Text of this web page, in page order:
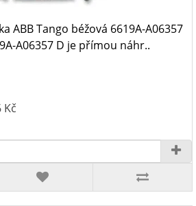
ABB Tango béžová 6619A-A06357
A06357 D ​je přímou náhr..
Kč